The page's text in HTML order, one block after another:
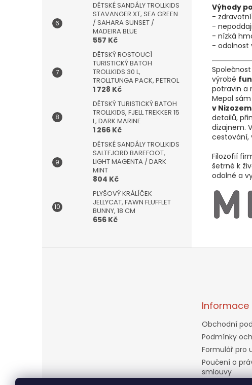
DĚTSKÉ SANDÁLY TROLLKIDS
STAVANGER XT, SEA GREEN
/ SAHARA SUNSET /
MADEIRA BLUE
557 Kč
DĚTSKÝ ROSTOUCÍ
TURISTICKÝ BATOH
TROLLKIDS 30 L,
TROLLTUNGA PACK, PETROL
1 728 Kč
DĚTSKÝ TURISTICKÝ BATOH
TROLLKIDS, FJELL TREKKER 15
L, DARK MARINE
1 266 Kč
DĚTSKÉ SANDÁLY TROLLKIDS
SALTFJORD BAREFOOT,
LIGHT MAGENTA / DARK
MINT
804 Kč
PLYŠOVÝ KRÁLÍČEK
JELLYCAT, FAWN FLUFFLET
BUNNY, 18 CM
656 Kč
Výhody
-
-
- nízká
- odolnost
Společnost
výrobě
potravin a
Mepal sám
v
detailů,
dizajnem.
cestování,
Filozofií
šetrné k
odolné a
Informace
Obchodní
Podmínky
Formulář pro
Poučení o
smlouvy